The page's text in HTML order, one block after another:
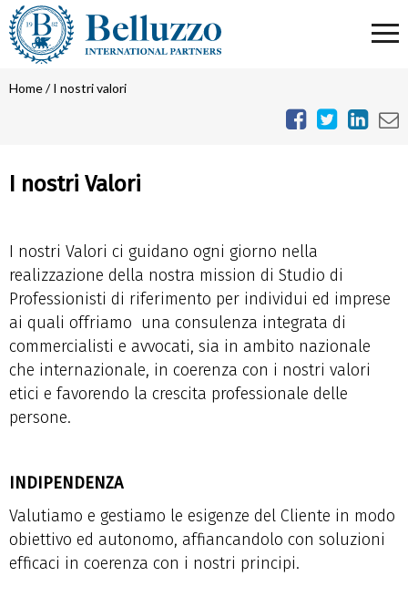
Home/I nostri valori
I nostri Valori
I nostri Valori ci guidano ogni giorno nella
realizzazione della nostra mission di Studio di
Professionisti di riferimento per individui ed imprese
ai quali offriamo una consulenza integrata di
commercialisti e avvocati, sia in ambito nazionale
che internazionale, in coerenza con i nostri valori
etici e favorendo la crescita professionale delle
persone.
INDIPENDENZA
Valutiamo e gestiamo le esigenze del Cliente in modo
obiettivo ed autonomo, affiancandolo con soluzioni
efficaci in coerenza con i nostri principi.